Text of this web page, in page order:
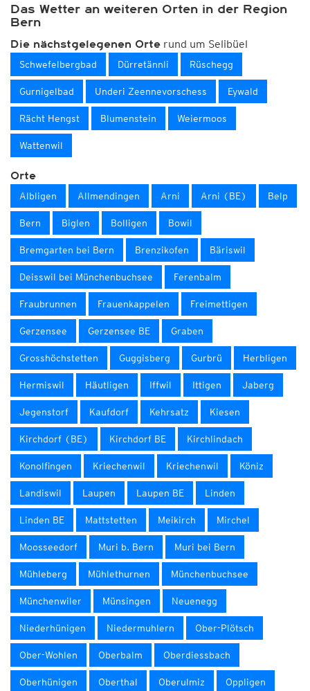
Das Wetter an weiteren Orten in der Region
Bern
Die nächstgelegenen Orte rund um Selibüel
Schwefelbergbad Dürretännli Rüschegg
Gurnigelbad Underi Zeennevorschess Eywald
Rächt Hengst Blumenstein Weiermoos
Wattenwil
Orte
Albligen Allmendingen Arni Arni (BE) Belp
Bern Biglen Bolligen Bowil
Bremgarten bei Bern Brenzikofen Bäriswil
Deisswil bei Münchenbuchsee Ferenbalm
Fraubrunnen Frauenkappelen Freimettigen
Gerzensee Gerzensee BE Graben
Grosshöchstetten Guggisberg Gurbrü Herbligen
Hermiswil Häutligen Iffwil Ittigen Jaberg
Jegenstorf Kaufdorf Kehrsatz Kiesen
Kirchdorf (BE) Kirchdorf BE Kirchlindach
Konolfingen Kriechenwil Kriechenwil Köniz
Landiswil Laupen Laupen BE Linden
Linden BE Mattstetten Meikirch Mirchel
Moosseedorf Muri b. Bern Muri bei Bern
Mühleberg Mühlethurnen Münchenbuchsee
Münchenwiler Münsingen Neuenegg
Niederhünigen Niedermuhlern Ober-Plötsch
Ober-Wohlen Oberbalm Oberdiessbach
Oberhünigen Oberthal Oberulmiz Oppligen